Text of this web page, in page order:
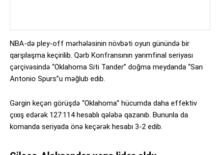
NBA-də pley-off mərhələsinin növbəti oyun günündə bir
qarşılaşma keçirilib. Qərb Konfransının yarımfinal seriyası
çərçivəsində “Oklahoma Siti Tander” doğma meydanda “San
Antonio Spurs”u məğlub edib.
Gərgin keçən görüşdə “Oklahoma” hücumda daha effektiv
çıxış edərək 127:114 hesablı qələbə qazanıb. Bununla da
komanda seriyada önə keçərək hesabı 3-2 edib.